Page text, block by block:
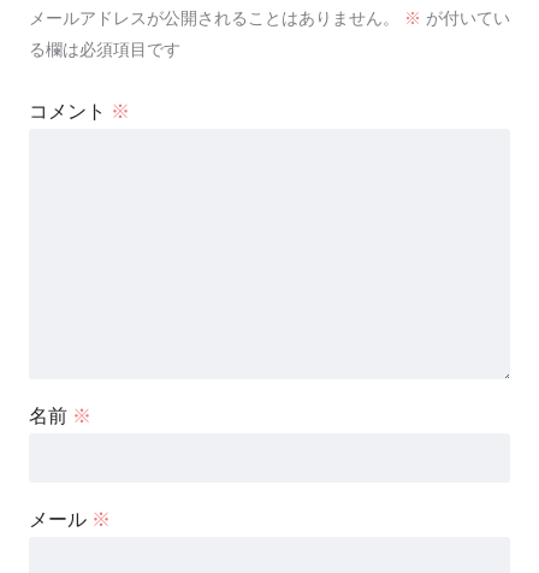
メールアドレスが公開されることはありません。 ※ が付いてい
る欄は必須項目です
コメント ※
名前 ※
メール ※